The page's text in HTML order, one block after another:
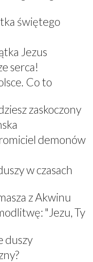
świętego
Jezus
serca!
Co to
zaskoczony
demonów
w czasach
z Akwinu
"Jezu, Ty
duszy